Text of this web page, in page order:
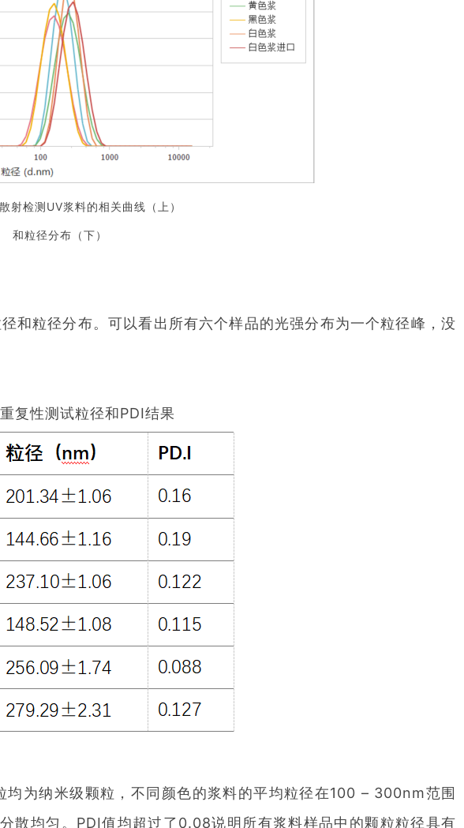
射检测UV浆料的相关曲线 （上）
和粒径分布（下）
粒径分布。可以看出所有六个样品的光强分布为一个粒径峰，没
复性测试粒径和PDI结果
为纳米级颗粒，不同颜色的浆料的平均粒径在100 – 300nm范围
散均匀。PDI值均超过了0.08说明所有浆料样品中的颗粒粒径具有